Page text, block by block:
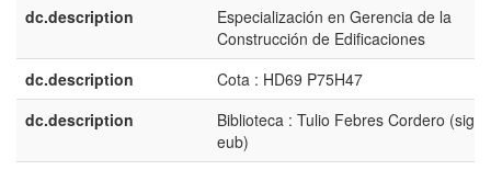
dc.description
Especialización en Gerencia de la
Construcción de Edificaciones
dc.description
Cota : HD69 P75H47
dc.description
Biblioteca : Tulio Febres Cordero
eub)